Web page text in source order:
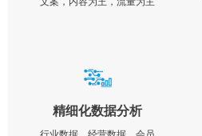
精细化数据分析